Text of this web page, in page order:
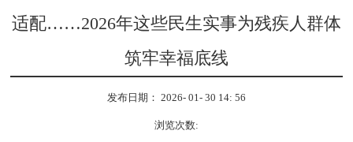
适配……2026年这些民生实事为残疾人群体
筑牢幸福底线
发布日期： 2026- 01- 30 14: 56
浏览次数: